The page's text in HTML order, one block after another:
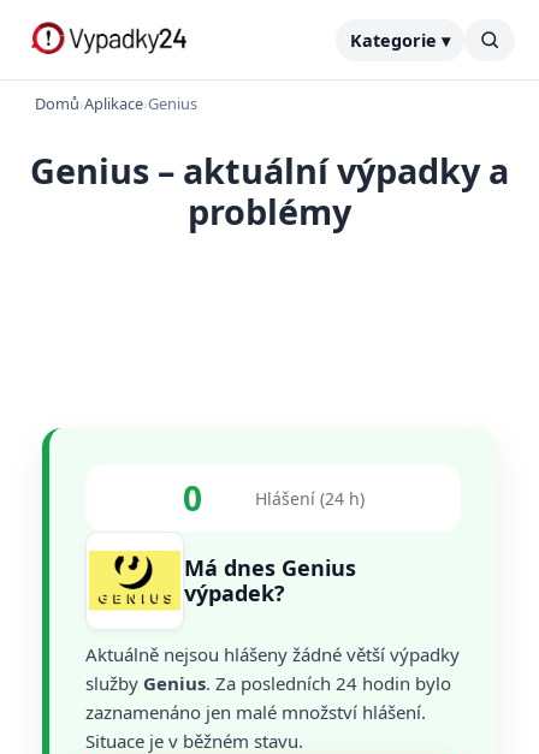
Kategorie ▾
Domů›Aplikace›Genius
Genius – aktuální výpadky a
problémy
0 Hlášení (24 h)
Má dnes Genius
výpadek?
Aktuálně nejsou hlášeny žádné větší výpadky
služby Genius. Za posledních 24 hodin bylo
zaznamenáno jen malé množství hlášení.
Situace je v běžném stavu.